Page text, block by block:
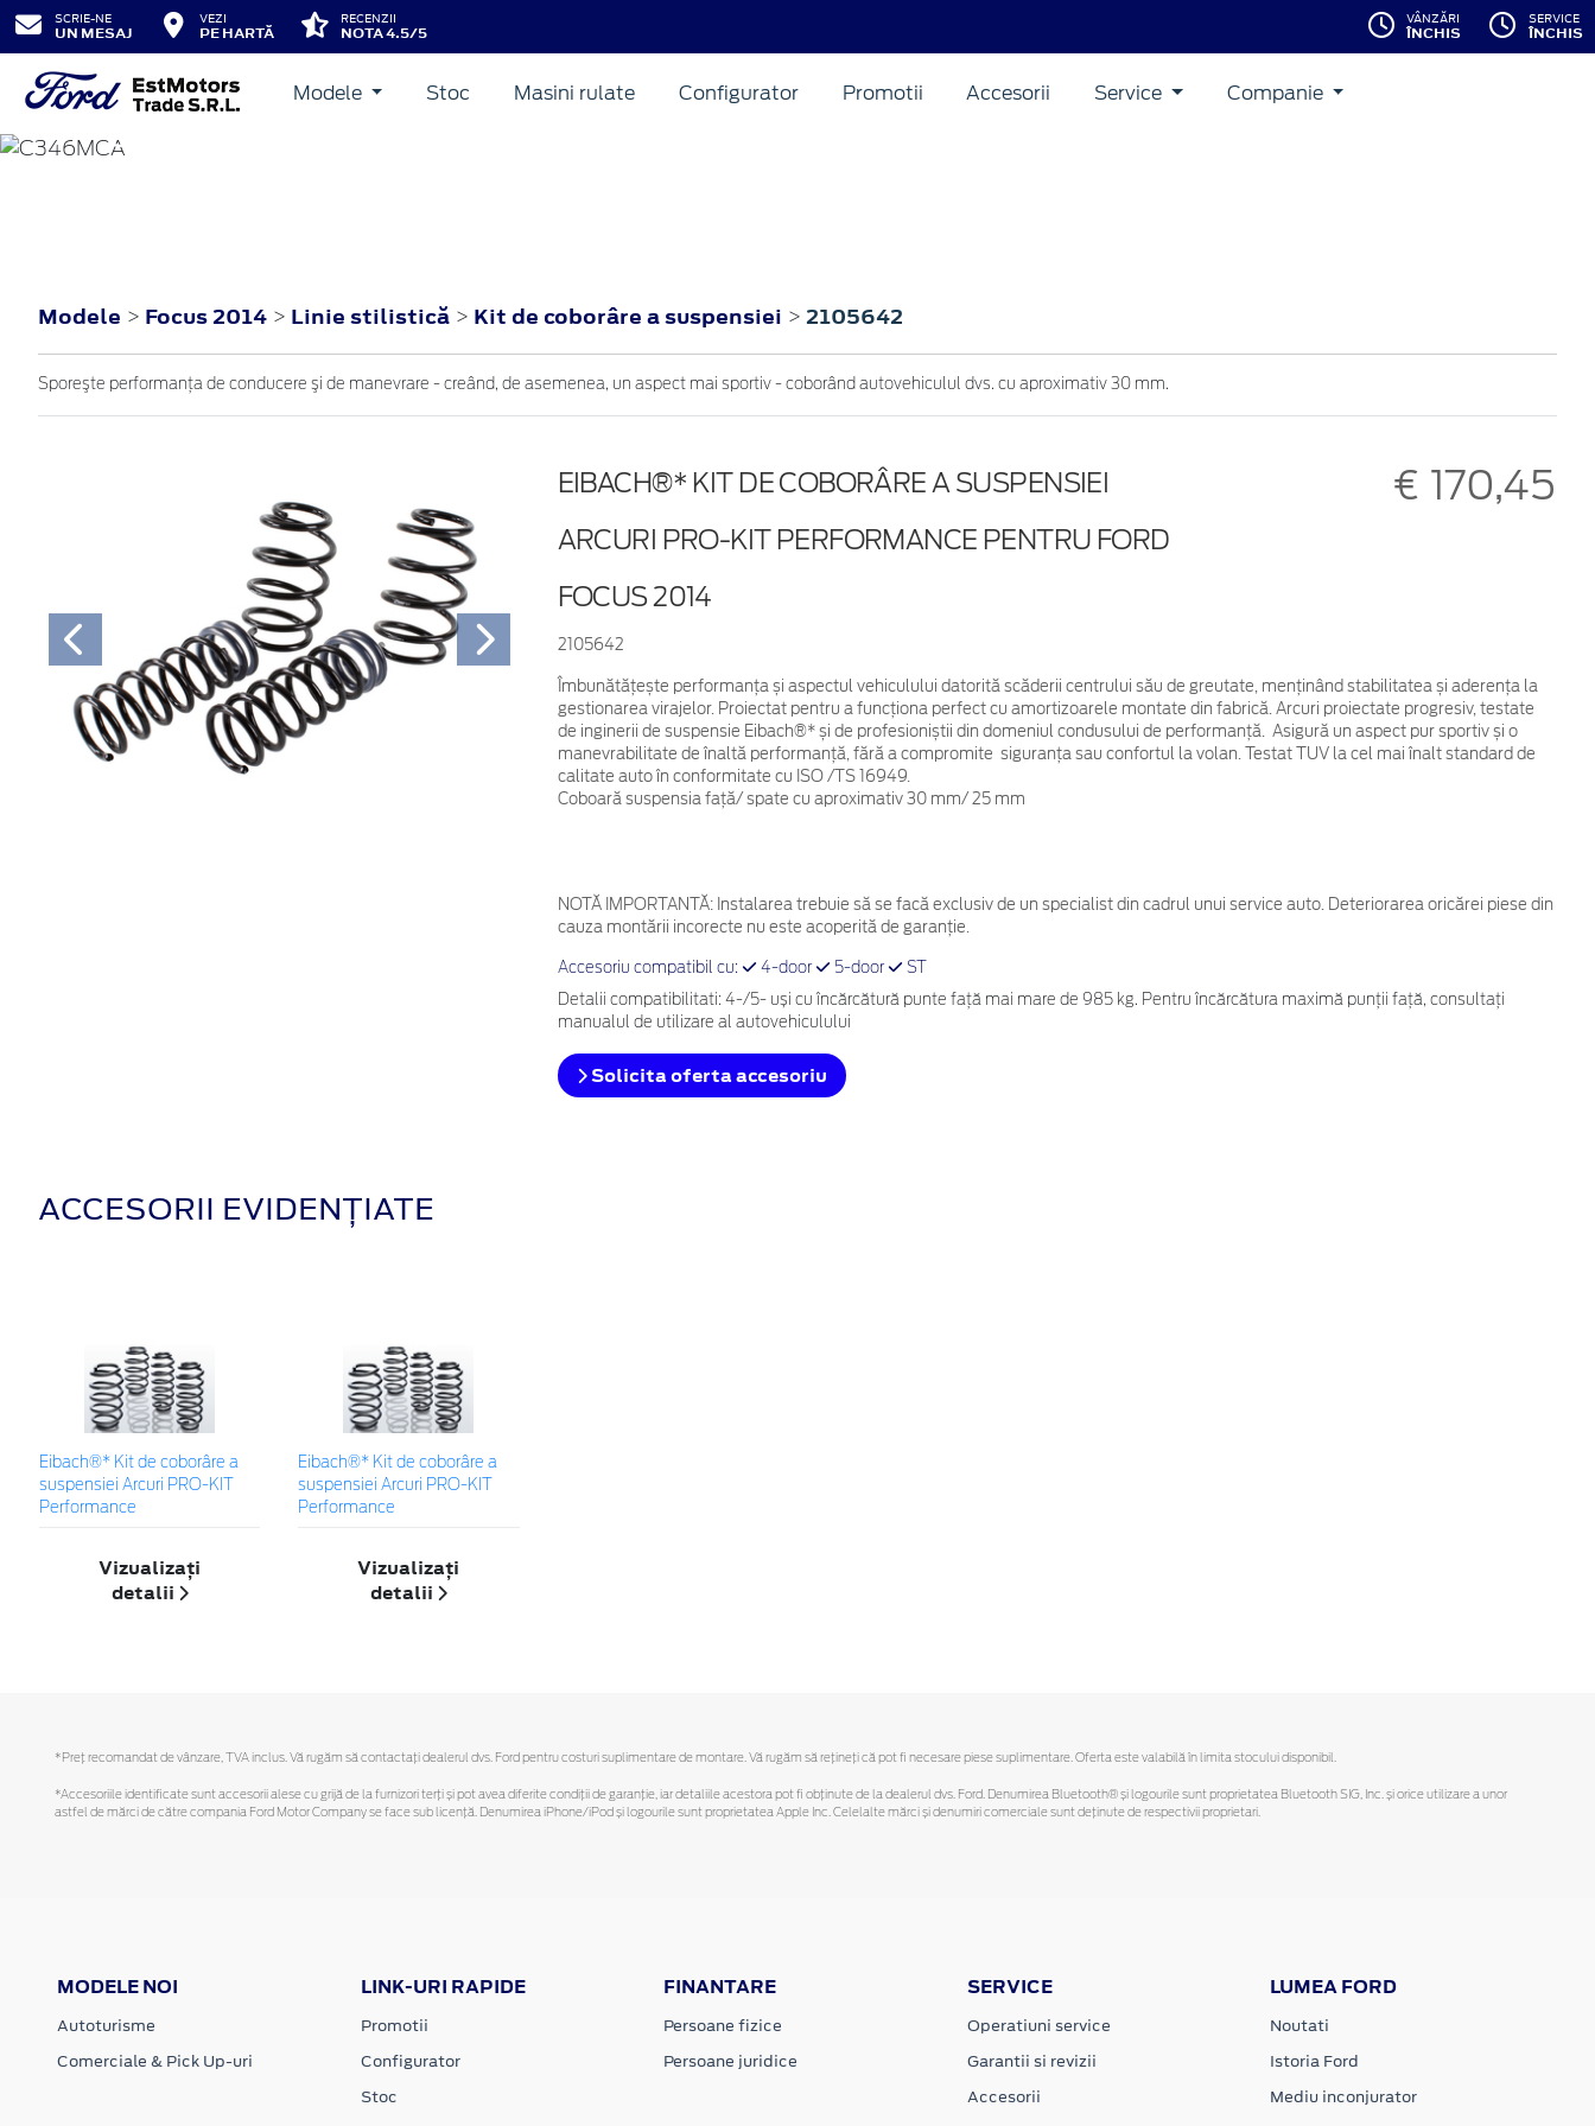
SCRIE-NE
UN MESAJ
VEZI
PE HARTĂ
RECENZII
NOTA 4.5/5
VÂNZĂRI
ÎNCHIS
SERVICE
ÎNCHIS
Modele Stoc Masini rulate Configurator Promotii Accesorii Service Companie
FOCUS
Modele > Focus 2014 > Linie stilistică > Kit de coborâre a suspensiei > 2105642
Sporeşte performanţa de conducere şi de manevrare - creând, de asemenea, un aspect mai sportiv - coborând autovehiculul dvs. cu aproximativ 30 mm.
EIBACH®* KIT DE COBORÂRE A SUSPENSIEI
ARCURI PRO-KIT PERFORMANCE PENTRU FORD
FOCUS 2014
2105642
€ 170,45
Îmbunătățește performanța și aspectul vehiculului datorită scăderii centrului său de greutate, menținând stabilitatea și aderența la
gestionarea virajelor. Proiectat pentru a funcționa perfect cu amortizoarele montate din fabrică. Arcuri proiectate progresiv, testate
de inginerii de suspensie Eibach®* și de profesioniștii din domeniul condusului de performanță. Asigură un aspect pur sportiv și o
manevrabilitate de înaltă performanță, fără a compromite siguranța sau confortul la volan. Testat TUV la cel mai înalt standard de
calitate auto în conformitate cu ISO /TS 16949.
Coboară suspensia față/ spate cu aproximativ 30 mm/ 25 mm
NOTĂ IMPORTANTĂ:Instalarea trebuie să se facă exclusiv de un specialist din cadrul unui service auto. Deteriorarea oricărei piese din
cauza montării incorecte nu este acoperită de garanţie.
Accesoriu compatibil cu: 4-door 5-door ST
Detalii compatibilitati: 4-/5- uși cu încărcătură punte față mai mare de 985 kg. Pentru încărcătura maximă punții față, consultați
manualul de utilizare al autovehiculului
Solicita oferta accesoriu
ACCESORII EVIDENȚIATE
Eibach®* Kit de coborâre a
suspensiei Arcuri PRO-KIT
Performance
Vizualizați
detalii
Eibach®* Kit de coborâre a
suspensiei Arcuri PRO-KIT
Performance
Vizualizați
detalii
*Preţ recomandat de vânzare, TVA inclus. Vă rugăm să contactaţi dealerul dvs. Ford pentru costuri suplimentare de montare. Vă rugăm să reţineţi că pot fi necesare piese suplimentare. Oferta este valabilă în limita stocului disponibil.
*Accesoriile identificate sunt accesorii alese cu grijă de la furnizori terți și pot avea diferite condiții de garanție, iar detaliile acestora pot fi obținute de la dealerul dvs. Ford. Denumirea Bluetooth® și logourile sunt proprietatea Bluetooth SIG, Inc. și orice utilizare a unor
astfel de mărci de către compania Ford Motor Company se face sub licență. Denumirea iPhone/iPod și logourile sunt proprietatea Apple Inc. Celelalte mărci și denumiri comerciale sunt deținute de respectivii proprietari.
MODELE NOI
Autoturisme
Comerciale & Pick Up-uri
LINK-URI RAPIDE
Promotii
Configurator
Stoc
FINANTARE
Persoane fizice
Persoane juridice
SERVICE
Operatiuni service
Garantii si revizii
Accesorii
LUMEA FORD
Noutati
Istoria Ford
Mediu inconjurator